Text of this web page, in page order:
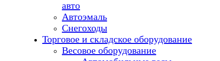
авто
Автоэмаль
Снегоходы
Торговое и складское оборудование
Весовое оборудование